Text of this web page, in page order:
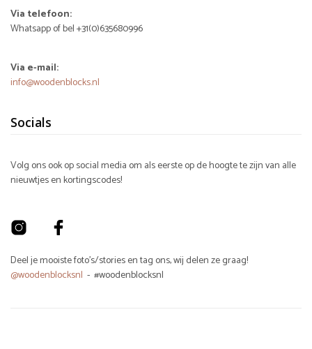
Via telefoon:
Whatsapp of bel +31(0)635680996
Via e-mail:
info@woodenblocks.nl
Socials
Volg ons ook op social media om als eerste op de hoogte te zijn van alle
nieuwtjes en kortingscodes!
Deel je mooiste foto's/stories en tag ons, wij delen ze graag!
@woodenblocksnl - #woodenblocksnl